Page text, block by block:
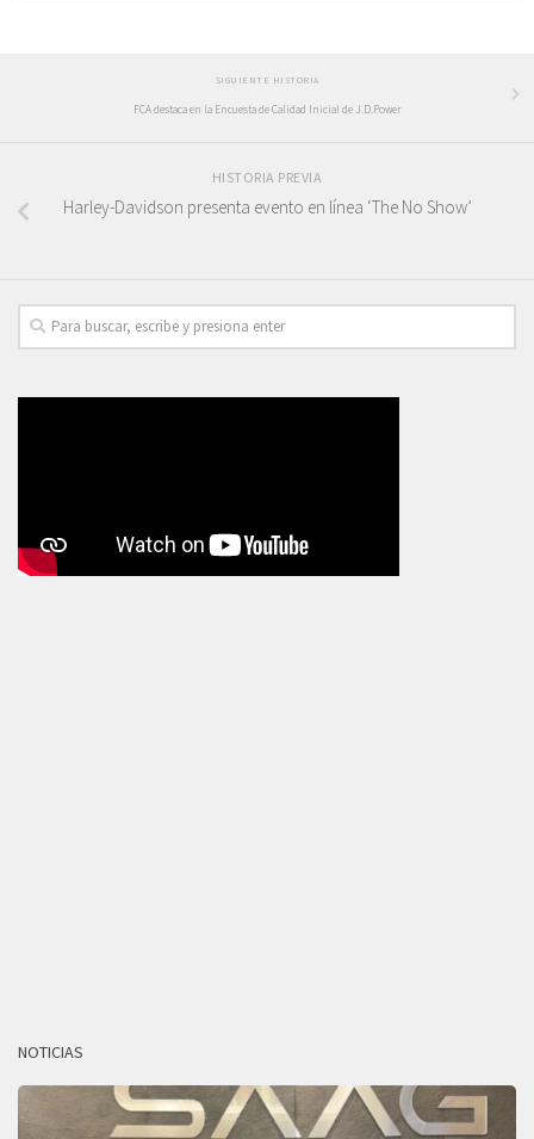
SIGUIENTE HISTORIA
FCA destaca en la Encuesta de Calidad Inicial de J.D.Power
HISTORIA PREVIA
Harley-Davidson presenta evento en línea ‘The No Show’
NOTICIAS